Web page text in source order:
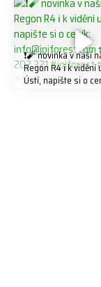
❗️🧨 novinka v naší
Regon R4 ℹ️ k vidění
Ústí, napište si o